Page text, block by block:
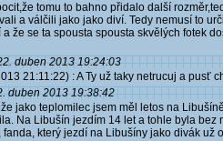
tomu to bahno přidalo další
a válčili jako jako diví. Tedy nemusí to
že se ta spousta spousta skvělých fotek
duben 2013 19:24:03
21:11:22) : A Ty už taky netrucuj a pusť
duben 2013 19:38:42
jako teplomilec jsem měl letos na
Na Libušín jezdím 14 let a tohle byla bez
fanda, který jezdí na Libušíny jako divák už